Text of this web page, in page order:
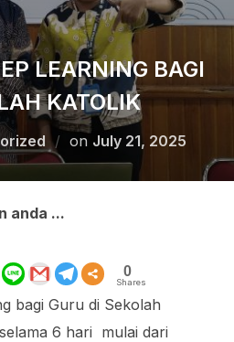
LEARNING BAGI
KATOLIK
on Posted
on
July 21, 2025
anda ...
0
Shares
bagi Guru di Sekolah
6 hari mulai dari